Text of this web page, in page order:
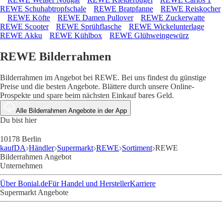
REWE Schuhabtropfschale
REWE Bratpfanne
REWE Reiskocher
REWE Köfte
REWE Damen Pullover
REWE Zuckerwatte
REWE Scooter
REWE Sprühflasche
REWE Wickelunterlage
REWE Akku
REWE Kühlbox REWE Glühweingewürz
REWE Bilderrahmen
Bilderrahmen im Angebot bei REWE. Bei uns findest du günstige
Preise und die besten Angebote. Blättere durch unsere Online-
Prospekte und spare beim nächsten Einkauf bares Geld.
Alle Bilderrahmen Angebote in der App
Du bist hier
10178 Berlin
kaufDA Händler Supermarkt REWE Sortiment REWE
Bilderrahmen Angebot
Unternehmen
Über Bonial.deFür Handel und HerstellerKarriere
Supermarkt Angebote